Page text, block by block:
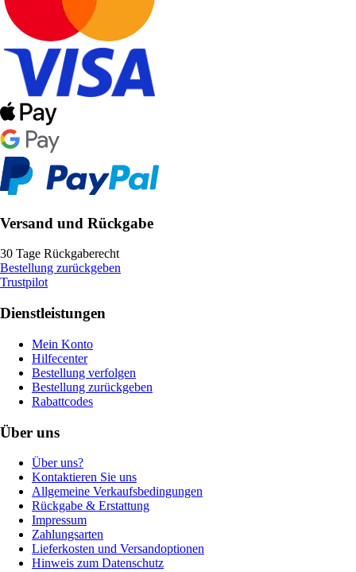
Versand und Rückgabe
30 Tage Rückgaberecht
Bestellung zurückgeben
Trustpilot
Dienstleistungen
Mein Konto
Hilfecenter
Bestellung verfolgen
Bestellung zurückgeben
Rabattcodes
Über uns
Über uns?
Kontaktieren Sie uns
Allgemeine Verkaufsbedingungen
Rückgabe & Erstattung
Impressum
Zahlungsarten
Lieferkosten und Versandoptionen
Hinweis zum Datenschutz